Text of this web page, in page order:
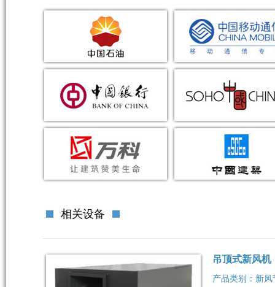
相关设备
吊顶式新风机
产品类别：新风